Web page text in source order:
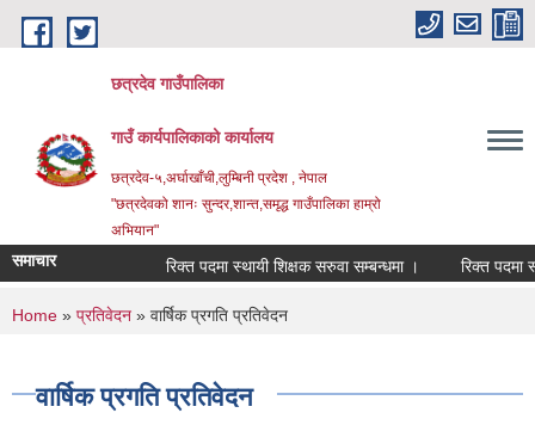
Skip to main content
छत्रदेव गाउँपालिका
गाउँ कार्यपालिकाको कार्यालय
छत्रदेव-५,अर्घाखाँची,लुम्बिनी प्रदेश , नेपाल
"छत्रदेवको शानः सुन्दर,शान्त,समृद्ध गाउँपालिका हाम्रो
अभियान"
समाचार रिक्त पदमा स्थायी शिक्षक सरुवा सम्बन्धमा । रिक्त पदमा
You are here
Home » प्रतिवेदन » वार्षिक प्रगति प्रतिवेदन
वार्षिक प्रगति प्रतिवेदन